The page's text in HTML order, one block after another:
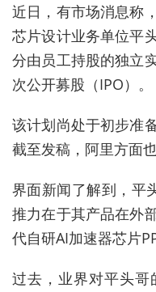
近日，有市场消息称
芯片设计业务单位平
分由员工持股的独立
次公开募股（IPO）。
该计划尚处于初步准
截至发稿，阿里方面
界面新闻了解到，平
推力在于其产品在外
代自研AI加速器芯片
过去，业界对平头